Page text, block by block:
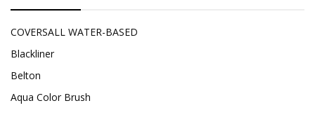
COVERSALL WATER-BASED
Blackliner
Belton
Aqua Color Brush